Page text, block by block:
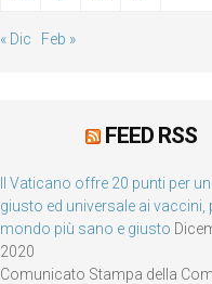
« Dic Feb »
FEED RSS
Il Vaticano offre 20 punti per
giusto ed universale ai vaccini,
mondo più sano e giusto
2020
Comunicato Stampa della